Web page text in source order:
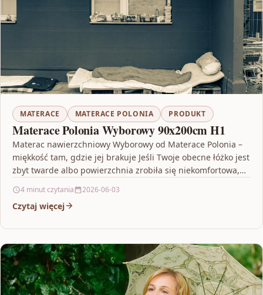
MATERACE MATERACE POLONIA PRODUKT
Materace Polonia Wyborowy 90x200cm H1
Materac nawierzchniowy Wyborowy od Materace Polonia –
miękkość tam, gdzie jej brakuje Jeśli Twoje obecne łóżko jest
zbyt twarde albo powierzchnia zrobiła się niekomfortowa,…
4 minut czytania 2026-06-03
Czytaj więcej